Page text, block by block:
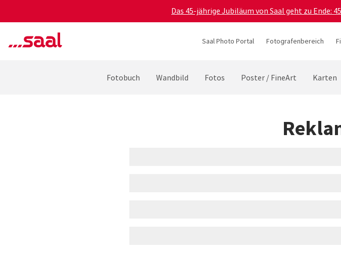
Das 45-jährige Jubiläum von Saal geht zu Ende:
Saal Photo Portal Fotografenbereich
Fotobuch Wandbild Fotos Poster / FineArt Karten